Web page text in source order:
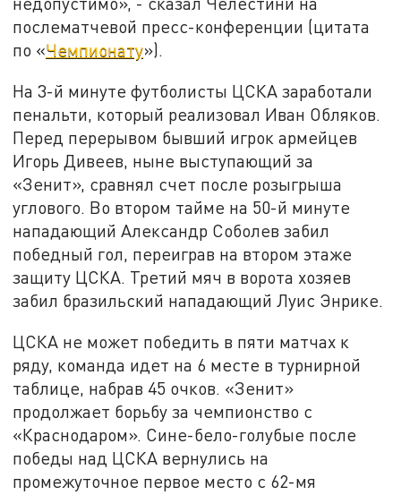
послематчевой пресс-конференции (цитата
по «Чемпионату»).
На 3-й минуте футболисты ЦСКА заработали
пенальти, который реализовал Иван Обляков.
Перед перерывом бывший игрок армейцев
Игорь Дивеев, ныне выступающий за
«Зенит», сравнял счет после розыгрыша
углового. Во втором тайме на 50-й минуте
нападающий Александр Соболев забил
победный гол, переиграв на втором этаже
защиту ЦСКА. Третий мяч в ворота хозяев
забил бразильский нападающий Луис Энрике.
ЦСКА не может победить в пяти матчах к
ряду, команда идет на 6 месте в турнирной
таблице, набрав 45 очков. «Зенит»
продолжает борьбу за чемпионство с
«Краснодаром». Сине-бело-голубые после
победы над ЦСКА вернулись на
промежуточное первое место с 62-мя